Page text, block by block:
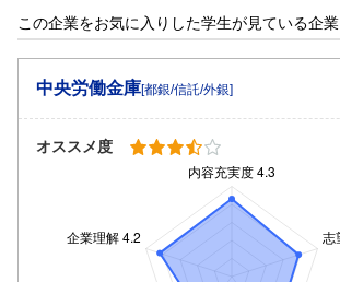
この企業をお気に入りした学生が見ている企業
中央労働金庫[都銀/信託/外銀]
オススメ度